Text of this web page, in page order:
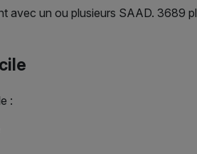
avec un ou plusieurs SAAD. 3689
: